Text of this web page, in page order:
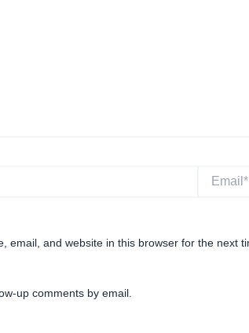
email, and website in this browser for the next
up comments by email.